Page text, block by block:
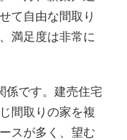
て自由な間取り
満足度は非常に
係です。建売住宅
間取りの家を複
スが多く、望む